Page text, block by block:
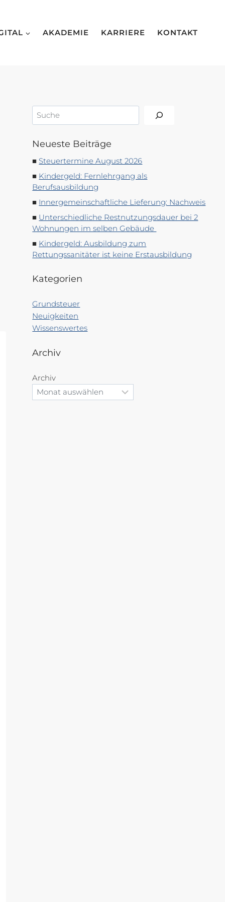
AKADEMIE KARRIERE KONTAKT
Suchen
Neueste Beiträge
Steuertermine August 2026
Kindergeld: Fernlehrgang als
Berufsausbildung
Innergemeinschaftliche Lieferung: Nachweis
Unterschiedliche Restnutzungsdauer bei 2
Wohnungen im selben Gebäude
Kindergeld: Ausbildung zum
Rettungssanitäter ist keine Erstausbildung
Kategorien
Grundsteuer
Neuigkeiten
Wissenswertes
Archiv
Archiv